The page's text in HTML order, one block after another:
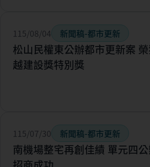
115/08/04 新聞稿-都市更新
松山民權東公辦都市更新案
越建設獎特別獎
115/07/30 新聞稿-都市更新
南機場整宅再創佳績 單元四